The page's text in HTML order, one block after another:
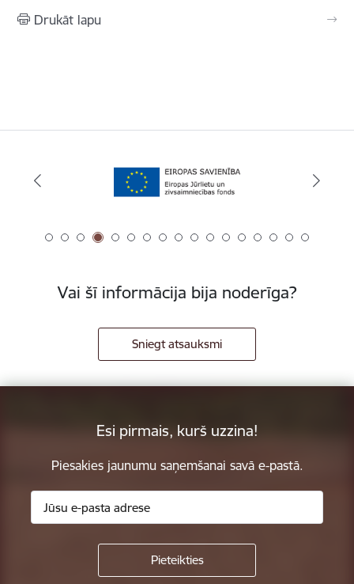
Drukāt lapu
Vai šī informācija bija noderīga?
Sniegt atsauksmi
Esi pirmais, kurš uzzina!
Piesakies jaunumu saņemšanai savā e-pastā.